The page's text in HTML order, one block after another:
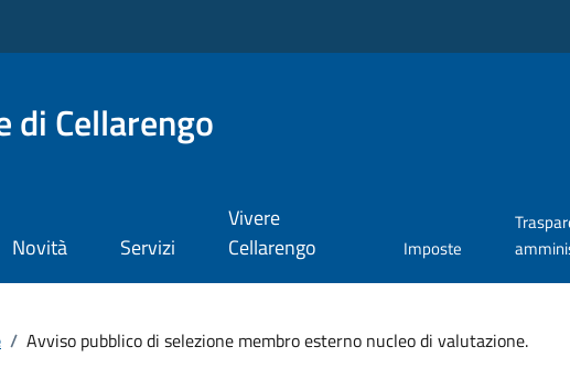
di Cellarengo
Novità Servizi
Vivere
Cellarengo
Imposte
/ Avviso pubblico di selezione membro esterno nucleo di valutazione.